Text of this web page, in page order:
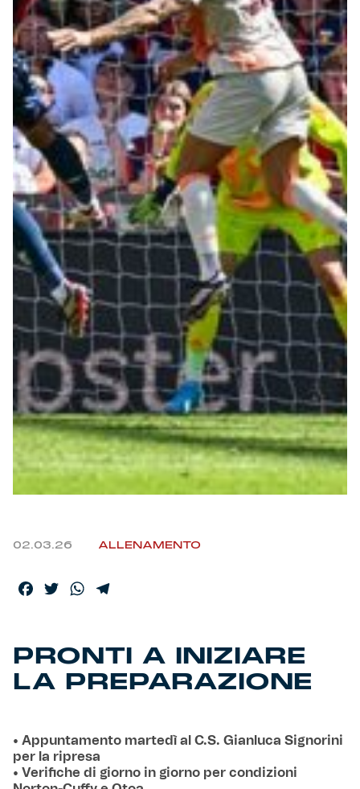
Robe di Kappa x Genoa
Vintage Collection
Red&Blue Voices
Kids
Accessori
Party
Outlet
Caffè Boasi x Genoa
Helan x Genoa
Isolani x Genoa
Gift Card Online Store
02.03.26 ALLENAMENTO
Facebook
TwitterWhatsApp
PRONTI A INIZIARE
LA PREPARAZIONE
• Appuntamento martedì al C.S. Gianluca Signorini
per la ripresa
• Verifiche di giorno in giorno per condizioni